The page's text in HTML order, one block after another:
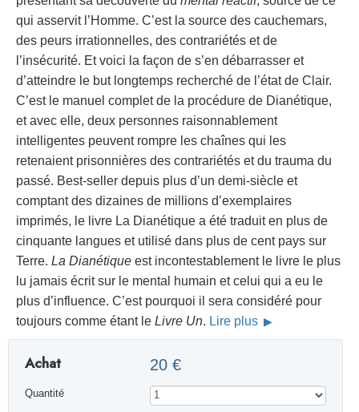
qui asservit l’Homme. C’est la source des cauchemars,
des peurs irrationnelles, des contrariétés et de
l’insécurité. Et voici la façon de s’en débarrasser et
d’atteindre le but longtemps recherché de l’état de Clair.
C’est le manuel complet de la procédure de Dianétique,
et avec elle, deux personnes raisonnablement
intelligentes peuvent rompre les chaînes qui les
retenaient prisonnières des contrariétés et du trauma du
passé. Best-seller depuis plus d’un demi-siècle et
comptant des dizaines de millions d’exemplaires
imprimés, le livre La Dianétique a été traduit en plus de
cinquante langues et utilisé dans plus de cent pays sur
Terre. La Dianétique est incontestablement le livre le plus
lu jamais écrit sur le mental humain et celui qui a eu le
plus d’influence. C’est pourquoi il sera considéré pour
toujours comme étant le Livre Un. Lire plus
Achat 20 €
Quantité